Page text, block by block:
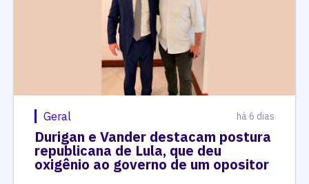
Geral há 6 dias
Durigan e Vander destacam postura
republicana de Lula, que deu
oxigênio ao governo de um opositor